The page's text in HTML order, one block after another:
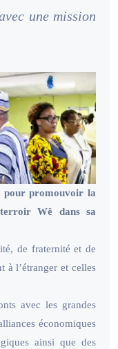
une mission
pour promouvoir la
Wê dans sa
de fraternité et de
à l’étranger et celles
avec les grandes
économiques
ainsi que des